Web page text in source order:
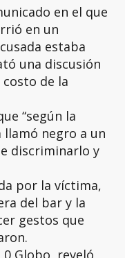
en el que
en un
estaba
una discusión
de la
“según la
negro a un
discriminarlo y
por la víctima,
del bar y la
gestos que
Globo, reveló